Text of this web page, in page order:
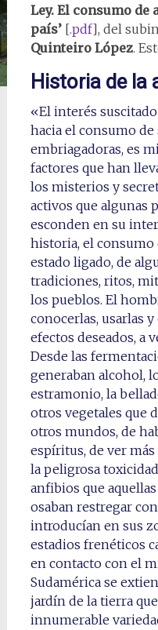
Ley. El consumo de
país’[.pdf], del
Quinteiro López.
Historia de la
«El interés
hacia el consumo
embriagadoras, es
factores que han
los misterios y
activos que algunas
esconden en su
historia, el consumo
estado ligado, de
tradiciones, ritos,
los pueblos. El
conocerlas, usarlas
efectos deseados, a
Desde las
generaban alcohol,
estramonio, la
otros vegetales que
otros mundos, de
espíritus, de ver
la peligrosa
anfibios que
osaban restregar
introducían en sus
estadios frenéticos
en contacto con el
Sudamérica se
jardín de la tierra
innumerable